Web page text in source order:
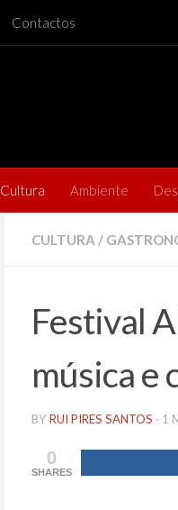
Contactos
Cultura Ambiente
CULTURA /
Festival
música e
BY RUI PIRES SANTOS · 1
0
SHARES